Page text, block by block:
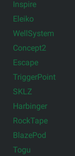
Inspire
Eleiko
WellSystem
Concept2
Escape
TriggerPoint
SKLZ
Harbinger
RockTape
BlazePod
Togu